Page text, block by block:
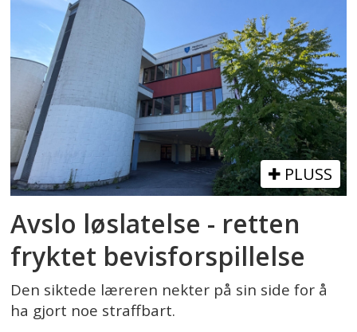
PLUSS
Avslo løslatelse - retten
fryktet bevisforspillelse
Den siktede læreren nekter på sin side for å
ha gjort noe straffbart.